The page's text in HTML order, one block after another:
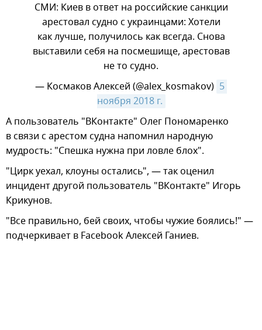
СМИ: Киев в ответ на российские санкции
арестовал судно с украинцами: Хотели
как лучше, получилось как всегда. Снова
выставили себя на посмешище, арестовав
не то судно.
— Космаков Алексей (@alex_kosmakov) 5
ноября 2018 г.
​А пользователь "ВКонтакте" Олег Пономаренко
в связи с арестом судна напомнил народную
мудрость: "Спешка нужна при ловле блох".
"Цирк уехал, клоуны остались", — так оценил
инцидент другой пользователь "ВКонтакте" Игорь
Крикунов.
"Все правильно, бей своих, чтобы чужие боялись!" —
подчеркивает в Facebook Алексей Ганиев.